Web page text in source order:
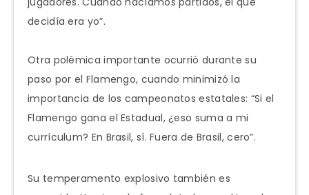
decidía era yo”.
Otra polémica importante ocurrió durante su
paso por el Flamengo, cuando minimizó la
importancia de los campeonatos estatales: “Si el
Flamengo gana el Estadual, ¿eso suma a mi
currículum? En Brasil, sí. Fuera de Brasil, cero”.
Su temperamento explosivo también es